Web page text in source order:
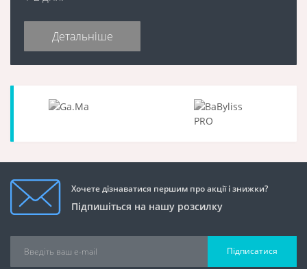
Детальніше
Хочете дізнаватися першим про акції і знижки?
Підпишіться на нашу розсилку
Підписатися